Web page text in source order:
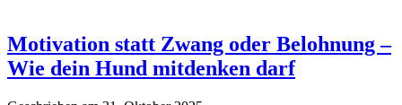
Motivation statt Zwang oder Belohnung –
Wie dein Hund mitdenken darf